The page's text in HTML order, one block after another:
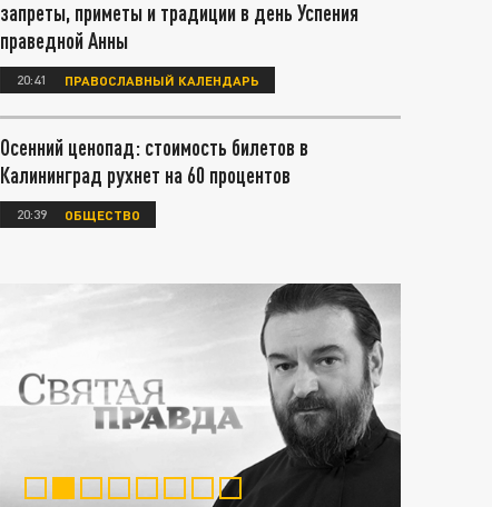
запреты, приметы и традиции в день Успения
праведной Анны
20:41 ПРАВОСЛАВНЫЙ КАЛЕНДАРЬ
Осенний ценопад: стоимость билетов в
Калининград рухнет на 60 процентов
20:39 ОБЩЕСТВО